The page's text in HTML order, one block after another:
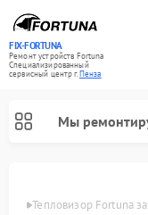
FIX-FORTUNA
Ремонт устройств Fortuna
Специализированный
cервисный центр г.Пенза
Мы
Тепловизор Fortuna